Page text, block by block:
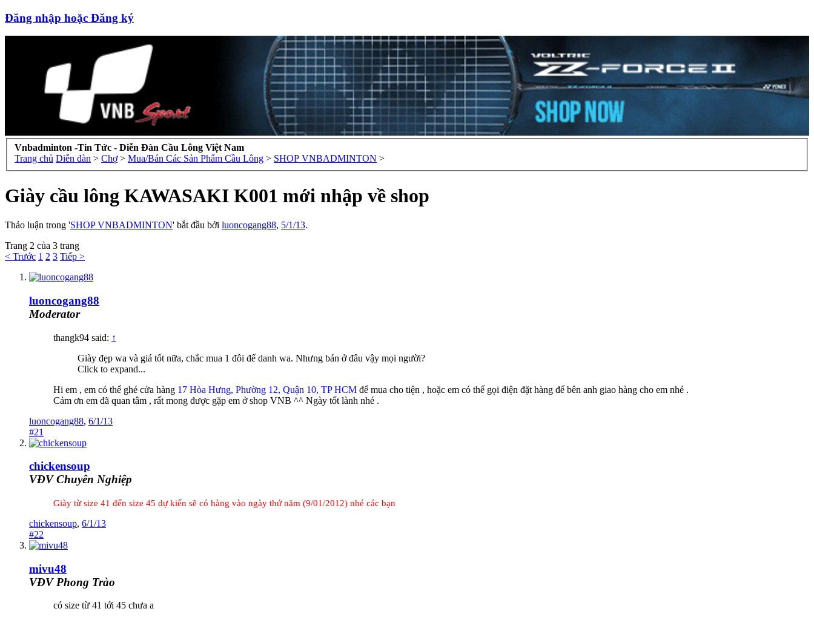
Đăng nhập hoặc Đăng ký
Vnbadminton -Tin Tức - Diễn Đàn Cầu Lông Việt Nam
Trang chủ Diễn đàn > Chợ > Mua/Bán Các Sản Phẩm Cầu Lông > SHOP VNBADMINTON >
Giày cầu lông KAWASAKI K001 mới nhập về shop
Thảo luận trong 'SHOP VNBADMINTON' bắt đầu bởi luoncogang88, 5/1/13.
Trang 2 của 3 trang
< Trước 1 2 3 Tiếp >
luoncogang88
Moderator
thangk94 said: ↑
Giày đẹp wa và giá tốt nữa, chắc mua 1 đôi để danh wa. Nhưng bán ở đâu vậy mọi người?
Click to expand...
Hi em , em có thể ghé cửa hàng 17 Hòa Hưng, Phường 12, Quận 10, TP HCM để mua cho tiện , hoặc em có thể gọi điện đặt hàng để bên anh giao hàng cho em nhé .
Cảm ơn em đã quan tâm , rất mong được gặp em ở shop VNB ^^ Ngày tốt lành nhé .
luoncogang88, 6/1/13
#21
chickensoup
VĐV Chuyên Nghiệp
Giày từ size 41 đến size 45 dự kiến sẽ có hàng vào ngày thứ năm (9/01/2012) nhé các bạn
chickensoup, 6/1/13
#22
mivu48
VĐV Phong Trào
có size từ 41 tới 45 chưa a